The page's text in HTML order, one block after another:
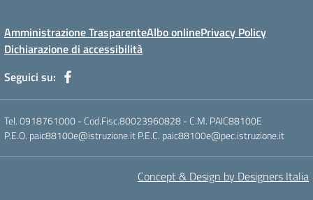
Amministrazione TrasparenteAlbo onlinePrivacy Policy
Dichiarazione di accessibilità
Seguici su:
Tel. 0918761000 - Cod.Fisc.80023960828 - C.M. PAIC88100E
P.E.O. paic88100e@istruzione.it P.E.C. paic88100e@pec.istruzione.it
Concept & Design by Designers Italia